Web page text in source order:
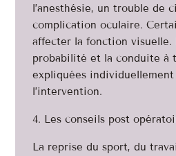
l’anesthésie, un trouble de
complication oculaire.
affecter la fonction visuelle.
probabilité et la conduite à
expliquées individuellement
l’intervention.
Les conseils post
La reprise du sport, du